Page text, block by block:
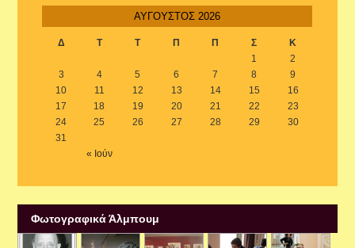
ΑΎΓΟΥΣΤΟΣ 2026
Δ Τ Τ Π Π Σ Κ
« Ιούν
1
2
3
4 5 6 7 8
9
10
11 12 13 14 15
16
17
18 19 20 21 22
23
24
25 26 27 28 29
30
31
Φωτογραφικά Άλμπουμ